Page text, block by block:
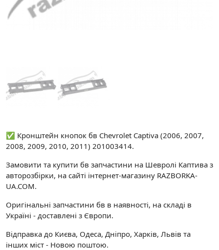
✅ Кронштейн кнопок бв Chevrolet Captiva (2006, 2007,
2008, 2009, 2010, 2011) 201003414.
Замовити та купити бв запчастини на Шевролі Каптива з
авторозбірки, на сайті інтернет-магазину RAZBORKA-
UA.COM.
Оригінальні запчастини бв в наявності, на складі в
Україні - доставлені з Європи.
Відправка до Києва, Одеса, Дніпро, Харків, Львів та
інших міст - Новою поштою.